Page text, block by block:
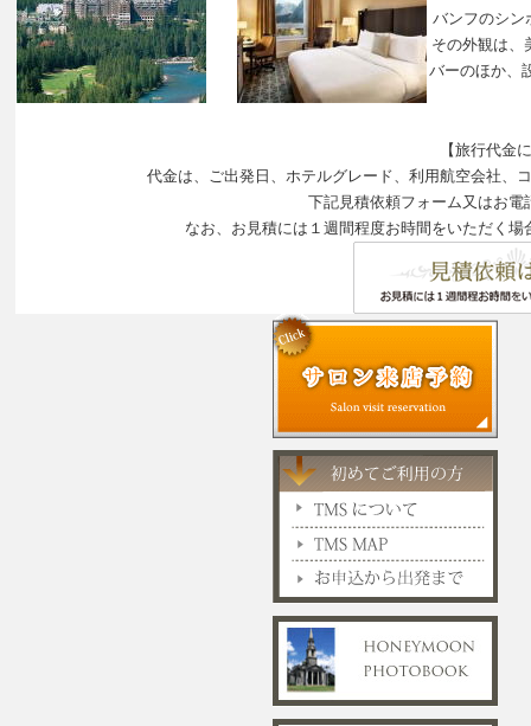
バンフのシン
その外観は、
バーのほか、
【旅行代金
代金は、ご出発日、ホテルグレード、利用航空会社、
下記見積依頼フォーム又はお
なお、お見積には１週間程度お時間をいただく